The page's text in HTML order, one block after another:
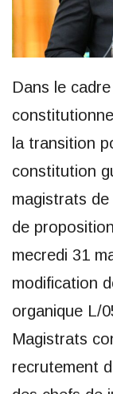
Dans le
la transition
constitution
magistrats
de
mecredi 31
modification
organique L/
Magistrats
recrutement